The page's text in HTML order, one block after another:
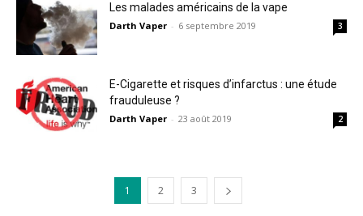
Les malades américains de la vape
Darth Vaper - 6 septembre 2019 3
E-Cigarette et risques d’infarctus : une étude
frauduleuse ?
Darth Vaper - 23 août 2019 2
1 2 3